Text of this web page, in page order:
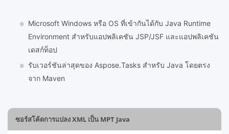
Microsoft Windows หรือ OS ที่เข้ากันได้กับ Java Runtime
Environment สำหรับแอปพลิเคชัน JSP/JSF และแอปพลิเคชัน
เดสก์ท็อป
รับเวอร์ชันล่าสุดของ Aspose.Tasks สำหรับ Java โดยตรง
จาก Maven
ซอร์สโค้ดการแปลง XML เป็น MPT Java